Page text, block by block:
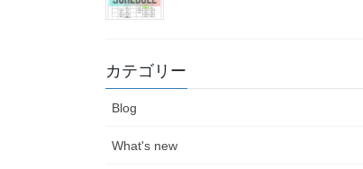
カテゴリー
Blog
What's new